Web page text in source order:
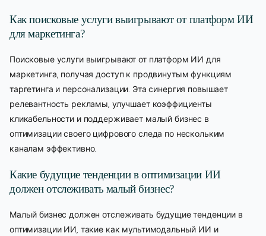
Как поисковые услуги выигрывают от платформ ИИ
для маркетинга?
Поисковые услуги выигрывают от платформ ИИ для
маркетинга, получая доступ к продвинутым функциям
таргетинга и персонализации. Эта синергия повышает
релевантность рекламы, улучшает коэффициенты
кликабельности и поддерживает малый бизнес в
оптимизации своего цифрового следа по нескольким
каналам эффективно.
Какие будущие тенденции в оптимизации ИИ
должен отслеживать малый бизнес?
Малый бизнес должен отслеживать будущие тенденции в
оптимизации ИИ, такие как мультимодальный ИИ и